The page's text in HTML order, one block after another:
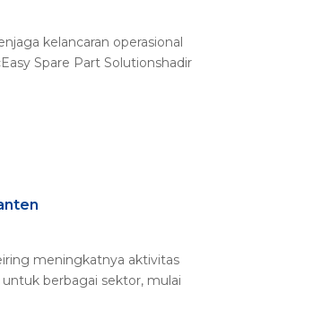
kelancaran operasional
Spare Part Solutionshadir
meningkatnya aktivitas
berbagai sektor, mulai